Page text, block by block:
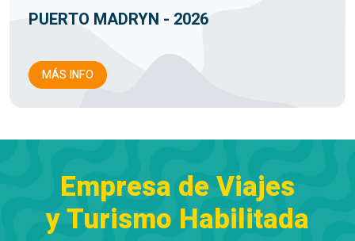
PUERTO MADRYN - 2026
MÁS INFO
Empresa de Viajes
y Turismo Habilitada